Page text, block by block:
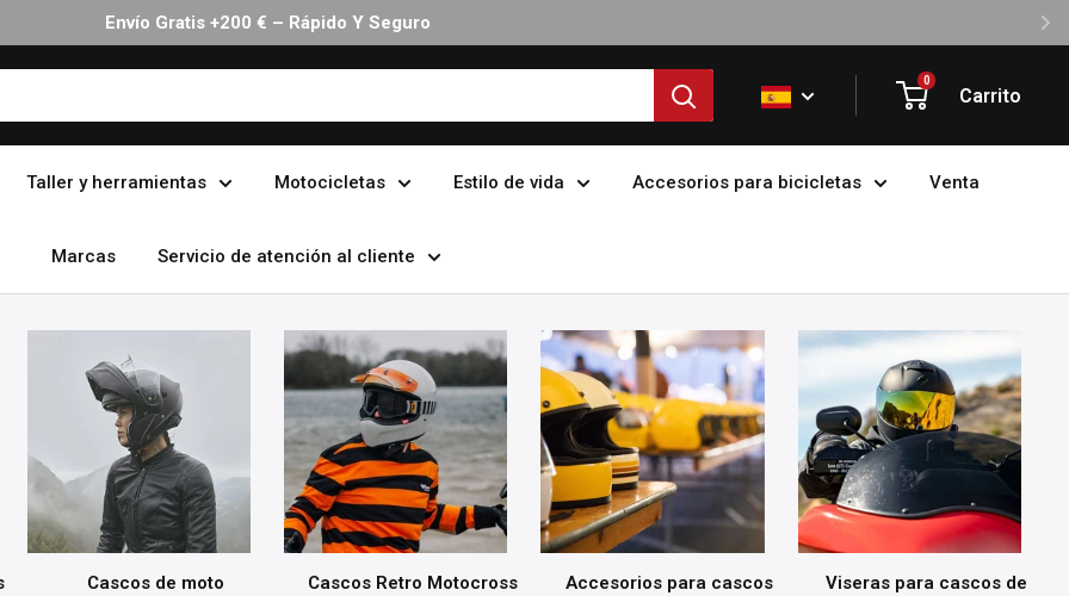
30 Días Devolución Sin Complicaciones
0
Carrito
Taller y herramientas Motocicletas Estilo de vida Accesorios para bicicletas Venta
Marcas Servicio de atención al cliente
Cascos de moto
Cascos Retro Motocross
Accesorios para cascos
Viseras para cascos de